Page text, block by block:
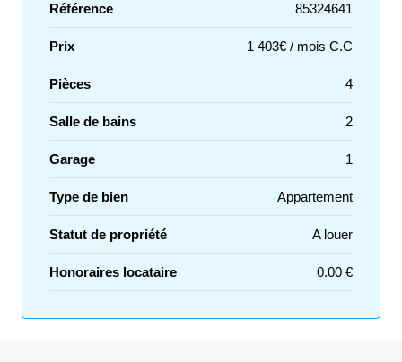
Référence 85324641
Prix 1 403€ / mois C.C
Pièces 4
Salle de bains 2
Garage 1
Type de bien Appartement
Statut de propriété A louer
Honoraires locataire 0.00 €